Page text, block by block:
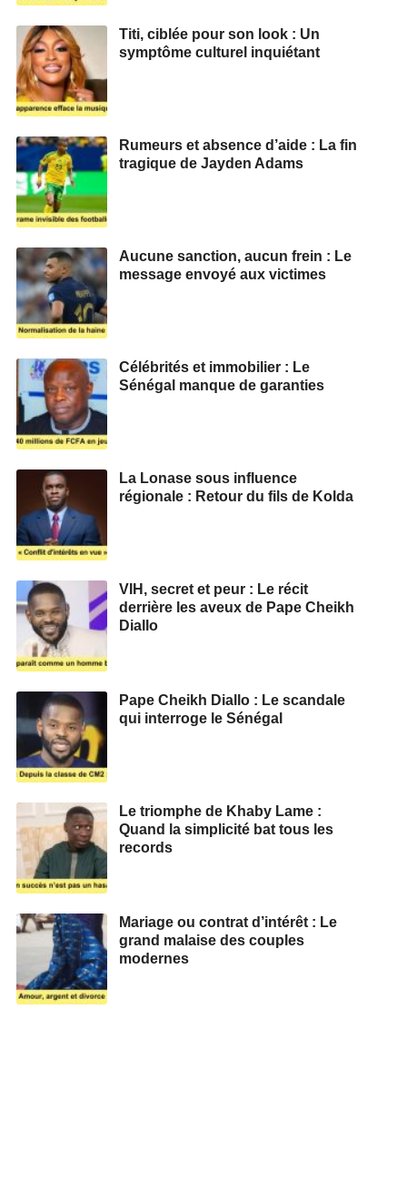
Titi, ciblée pour son look : Un
symptôme culturel inquiétant
Rumeurs et absence d’aide : La fin
tragique de Jayden Adams
Aucune sanction, aucun frein : Le
message envoyé aux victimes
Célébrités et immobilier : Le
Sénégal manque de garanties
La Lonase sous influence
régionale : Retour du fils de Kolda
VIH, secret et peur : Le récit
derrière les aveux de Pape Cheikh
Diallo
Pape Cheikh Diallo : Le scandale
qui interroge le Sénégal
Le triomphe de Khaby Lame :
Quand la simplicité bat tous les
records
Mariage ou contrat d’intérêt : Le
grand malaise des couples
modernes